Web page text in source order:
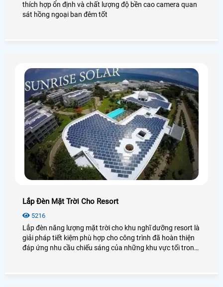
thích hợp ổn định và chất lượng độ bền cao camera quan
sát hồng ngoại ban đêm tốt
Lắp Đèn Mặt Trời Cho Resort
5216
Lắp đèn năng lượng mặt trời cho khu nghĩ dưỡng resort là
giải pháp tiết kiệm phù hợp cho công trình đã hoàn thiện
đáp ứng nhu cầu chiếu sáng của những khu vực tối trong